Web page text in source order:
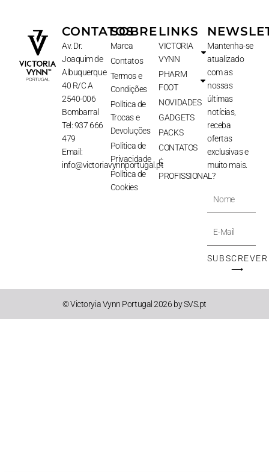
CONTATOS
Av. Dr.
Joaquim de
Albuquerque
40 R/C A
2540-006
Bombarral
Tel: 937 666
479
Email:
info@victoriavynnportugal.pt
SOBRE
Marca
Contatos
Termos e
Condições
Política de
Trocas e
Devoluções
Política de
Privacidade
Política de
Cookies
LINKS
VICTORIA
VYNN
PHARM
FOOT
NOVIDADES
GADGETS
PACKS
CONTATOS
É
PROFISSIONAL?
Mantenha-se
atualizado
com as
nossas
últimas
notícias,
receba
ofertas
exclusivas e
muito mais.
Nome
E-
Mail
SUBSCREVER
⟶
© Victoryia Vynn Portugal 2026 by SVS.pt